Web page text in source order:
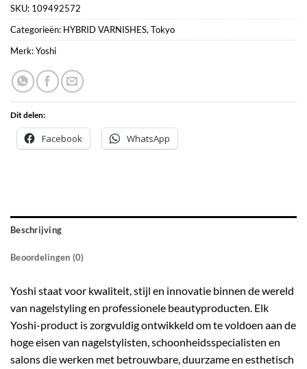
SKU: 109492572
Categorieën: HYBRID VARNISHES, Tokyo
Merk:Yoshi
Dit delen:
Facebook WhatsApp
Beschrijving
Beoordelingen (0)
Yoshi staat voor kwaliteit, stijl en innovatie binnen de wereld
van nagelstyling en professionele beautyproducten. Elk
Yoshi-product is zorgvuldig ontwikkeld om te voldoen aan de
hoge eisen van nagelstylisten, schoonheidsspecialisten en
salons die werken met betrouwbare, duurzame en esthetisch